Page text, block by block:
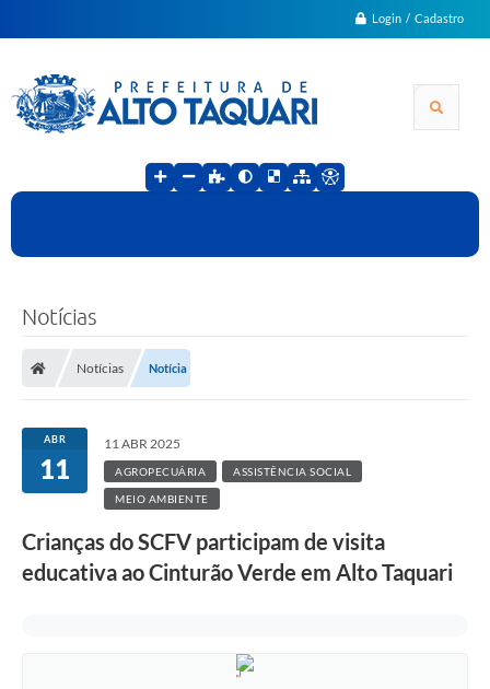
Login / Cadastro
Notícias
Notícias Notícia
ABR
11
11 ABR 2025
AGROPECUÁRIA ASSISTÊNCIA SOCIAL
MEIO AMBIENTE
Crianças do SCFV participam de visita
educativa ao Cinturão Verde em Alto Taquari